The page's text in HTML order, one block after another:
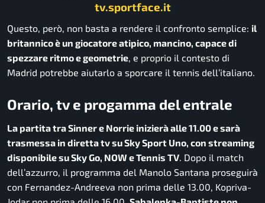
tv.sportface.it
Questo, però, non basta a rendere il confronto semplice: il
britannico è un giocatore atipico, mancino, capace di
spezzare ritmo e geometrie, e proprio il contesto di
Madrid potrebbe aiutarlo a sporcare il tennis dell’italiano.
Orario, tv e progamma del entrale
La partita tra Sinner e Norrie inizierà alle 11.00 e sarà
trasmessa in diretta tv su Sky Sport Uno, con streaming
disponibile su Sky Go, NOW e Tennis TV . Dopo il match
dell’azzurro, il programma del Manolo Santana proseguirà
con Fernandez-Andreeva non prima delle 13.00, Kopriva-